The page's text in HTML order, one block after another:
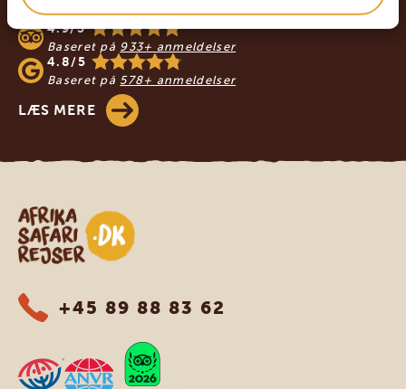
SAFARIREJSER
4.9/5
Baseret på 933+ anmeldelser
4.8/5
Baseret på 578+ anmeldelser
LÆS MERE
Safari-rejser i Afrika
+45 89 88 83 62